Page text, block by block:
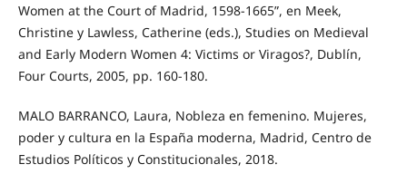
Women at the Court of Madrid, 1598-1665”, en Meek,
Christine y Lawless, Catherine (eds.), Studies on Medieval
and Early Modern Women 4: Victims or Viragos?, Dublín,
Four Courts, 2005, pp. 160-180.
MALO BARRANCO, Laura, Nobleza en femenino. Mujeres,
poder y cultura en la España moderna, Madrid, Centro de
Estudios Políticos y Constitucionales, 2018.